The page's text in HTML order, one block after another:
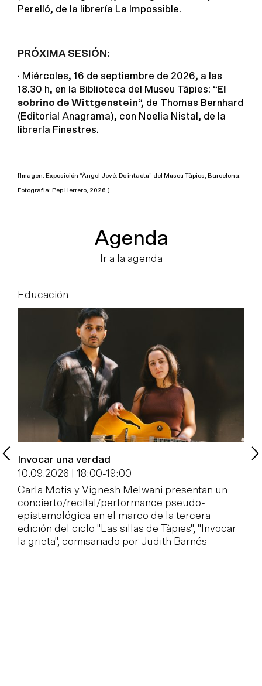
Perelló, de la librería La Impossible.
PRÓXIMA SESIÓN:
· Miércoles, 16 de septiembre de 2026, a las
18.30 h, en la Biblioteca del Museu Tâpies: “El
sobrino de Wittgenstein“, de Thomas Bernhard
(Editorial Anagrama), con Noelia Nistal, de la
librería Finestres.
[Imagen: Exposición “Àngel Jové. De intactu” del Museu Tàpies, Barcelona.
Fotografia: Pep Herrero, 2026.]
Agenda
Ir a la agenda
Educación
Invocar una verdad
10.09.2026 | 18:00-19:00
Carla Motis y Vignesh Melwani presentan un
concierto/recital/performance pseudo-
epistemológica en el marco de la tercera
edición del ciclo "Las sillas de Tàpies", "Invocar
la grieta", comisariado por Judith Barnés